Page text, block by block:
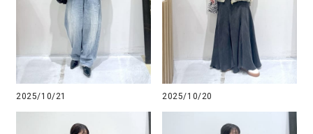
2025/10/21 2025/10/20